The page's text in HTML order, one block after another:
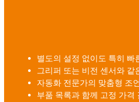
별도의 설정 없이도 특히 빠
그리퍼 또는 비전 센서와 같
자동화 전문가의 맞춤형 조
부품 목록과 함께 고정 가격